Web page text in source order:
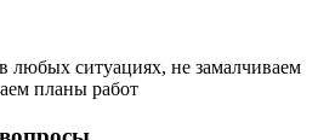
ситуациях, не замалчиваем
планы работ